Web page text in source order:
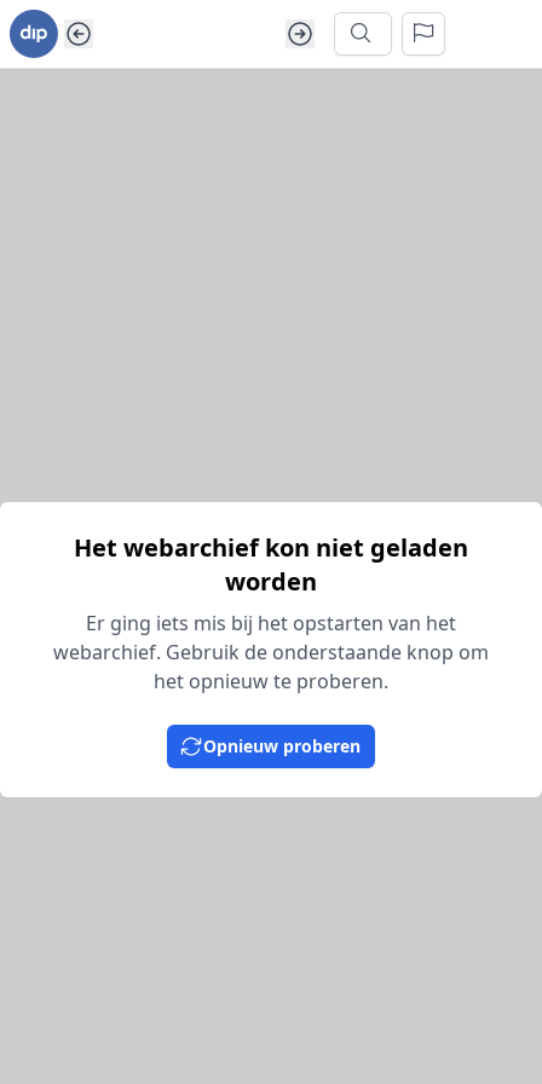
Ga naar inhoud van webarchief
Zoek in dit webarchief
Het webarchief kon niet geladen
worden
Er ging iets mis bij het opstarten van het
webarchief. Gebruik de onderstaande knop om
het opnieuw te proberen.
Opnieuw proberen